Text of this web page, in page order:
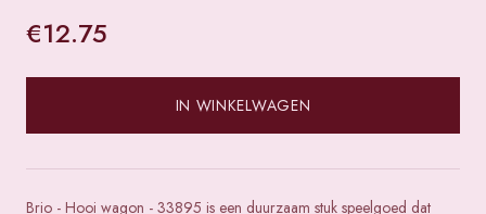
€12.75
IN WINKELWAGEN
Brio - Hooi wagon - 33895 is een duurzaam stuk speelgoed dat